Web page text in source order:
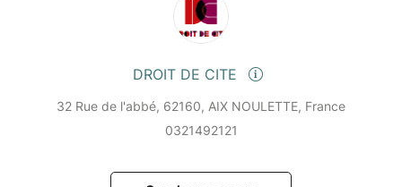
DROIT DE CITE
32 Rue de l'abbé, 62160, AIX NOULETTE, France
0321492121